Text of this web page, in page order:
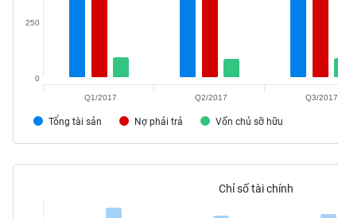
Tổng tài sản Nợ phải trả Vốn chủ sỡ hữu
0
250
Q1/2017 Q2/2017 Q3/2017
Chỉ số tài chính
TIÊU
THIẾT